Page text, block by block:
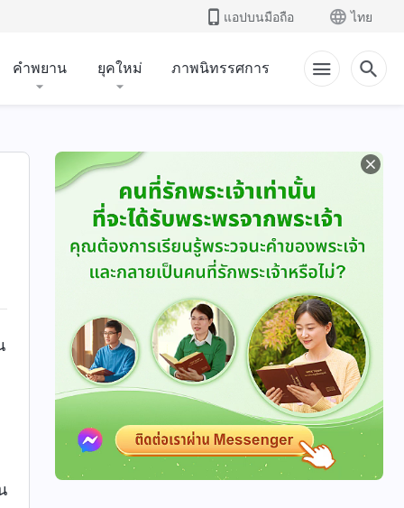
แอปบนมือถือ ไทย
คำพยาน ยุคใหม่ ภาพนิทรรศการ